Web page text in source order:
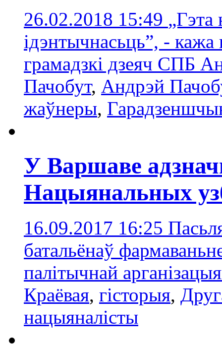
26.02.2018 15:49 „Гэта
ідэнтычнасьць”, - кажа
грамадзкі дзеяч СПБ
Пачобут, Андрэй
жаўнеры,
У Варшаве
Нацыянальных
16.09.2017 16:25
батальёнаў
палітычнай
Краёвая, гісторыя,
нацыяналісты